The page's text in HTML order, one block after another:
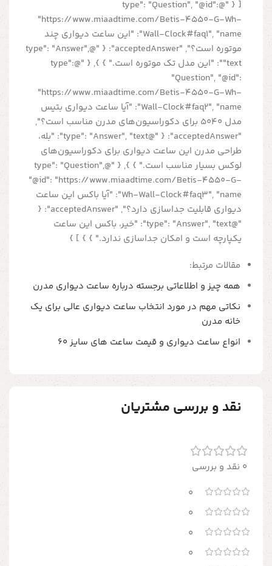
[ { "@type": "Question", "@id":
"https://www.miaadtime.com/Betis-4550-G-Wh-
Wall-Clock#faq1", "name": "این ساعت دیواری چند
موتوره است؟", "acceptedAnswer": { "@type": "Answer",
"text": "این مدل تک موتوره است." } }, { "@type":
"Question", "@id":
"https://www.miaadtime.com/Betis-4550-G-Wh-
Wall-Clock#faq2", "name": "آیا ساعت دیواری بتیس
مدل 5040 برای دکوراسیون‌های مدرن مناسب است؟",
"acceptedAnswer": { "@type": "Answer", "text": "بله،
طراحی مدرن این ساعت دیواری برای دکوراسیون‌های
لوکس بسیار مناسب است." } }, { "@type": "Question",
"@id": "https://www.miaadtime.com/Betis-4550-G-
Wh-Wall-Clock#faq3", "name": "آیا باکس این ساعت
دیواری قابلیت جداسازی دارد؟", "acceptedAnswer": {
"@type": "Answer", "text": "خیر، باکس این ساعت
یکپارچه است و امکان جداسازی ندارد." } } ] }
مقالات مرتبط:
همه چیز و اطلاعاتی برجسته درباره ساعت دیواری مدرن
نکاتی مهم در مورد انتخاب ساعت دیواری عالی برای یک
خانه مدرن
انواع ساعت دیواری و قیمت ساعت های سایز 60
نقد و بررسی مشتریان
0 نقد و بررسی
0
0
0
0